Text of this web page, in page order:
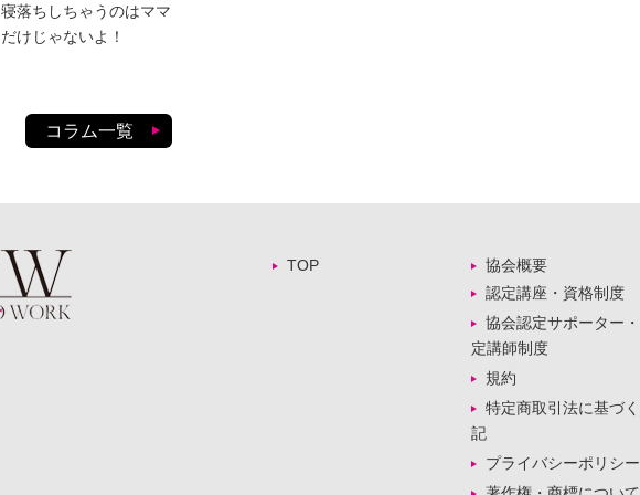
寝落ちしちゃうのはママ
だけじゃないよ！
コラム一覧
TOP
協会概要
認定講座・資格制度
協会認定サポーター
定講師制度
規約
特定商取引法に基づ
記
プライバシーポリシー